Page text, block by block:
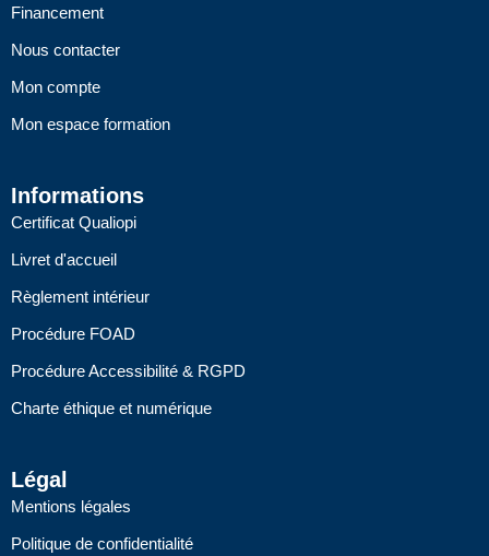
Financement
Nous contacter
Mon compte
Mon espace formation
Informations
Certificat Qualiopi
Livret d'accueil
Règlement intérieur
Procédure FOAD
Procédure Accessibilité & RGPD
Charte éthique et numérique
Légal
Mentions légales
Politique de confidentialité